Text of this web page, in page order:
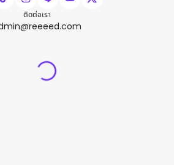
ติดต่อเรา